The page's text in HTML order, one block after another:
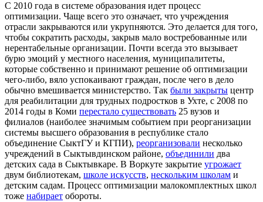
С 2010 года в системе образования идет процесс
оптимизации. Чаще всего это означает, что учреждения
отрасли закрываются или укрупняются. Это делается для того,
чтобы сократить расходы, закрыв мало востребованные или
нерентабельные организации. Почти всегда это вызывает
бурю эмоций у местного населения, муниципалитеты,
которые собственно и принимают решение об оптимизации
чего-либо, вяло успокаивают граждан, после чего в дело
обычно вмешивается министерство. Так были закрыты центр
для реабилитации для трудных подростков в Ухте, с 2008 по
2014 годы в Коми перестало существовать 25 вузов и
филиалов (наиболее значимым событием при реорганизации
системы высшего образования в республике стало
объединение СыктГУ и КГПИ), реорганизовали несколько
учреждений в Сыктывдинском районе, объединили два
детских сада в Сыктывкаре. В Воркуте закрытие угрожает
двум библиотекам, школе искусств, нескольким школам и
детским садам. Процесс оптимизации малокомплектных школ
тоже набирает обороты.